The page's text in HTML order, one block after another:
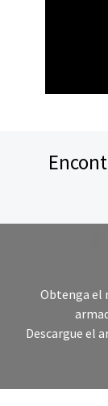
Obtenga el
Descargue el